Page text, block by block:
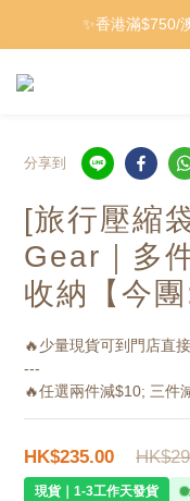
✨香港滿$750/
分享到
[旅行壓縮
Gear｜多
收納
【今
🔥少量現貨可到門店直
---
🔥任選兩件減$10; 三件
HK$235.00
現貨｜1-3工作天發貨